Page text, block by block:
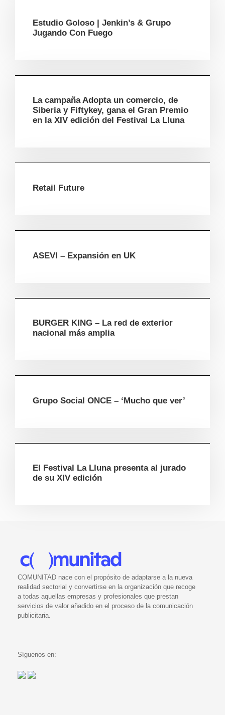
Estudio Goloso | Jenkin’s & Grupo
Jugando Con Fuego
La campaña Adopta un comercio, de
Siberia y Fiftykey, gana el Gran Premio
en la XIV edición del Festival La Lluna
Retail Future
ASEVI – Expansión en UK
BURGER KING – La red de exterior
nacional más amplia
Grupo Social ONCE – ‘Mucho que ver’
El Festival La Lluna presenta al jurado
de su XIV edición
COMUNITAD nace con el propósito de adaptarse a la nueva
realidad sectorial y convertirse en la organización que recoge
a todas aquellas empresas y profesionales que prestan
servicios de valor añadido en el proceso de la comunicación
publicitaria.
Síguenos en: